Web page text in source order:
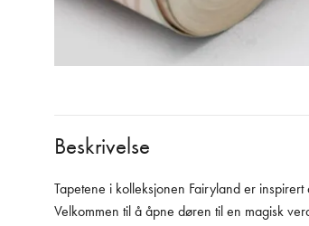
Beskrivelse
Tapetene i kolleksjonen Fairyland er
Velkommen til å åpne døren til en magisk